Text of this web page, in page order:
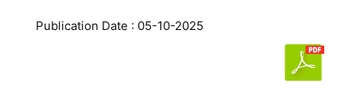
Publication Date : 05-10-2025